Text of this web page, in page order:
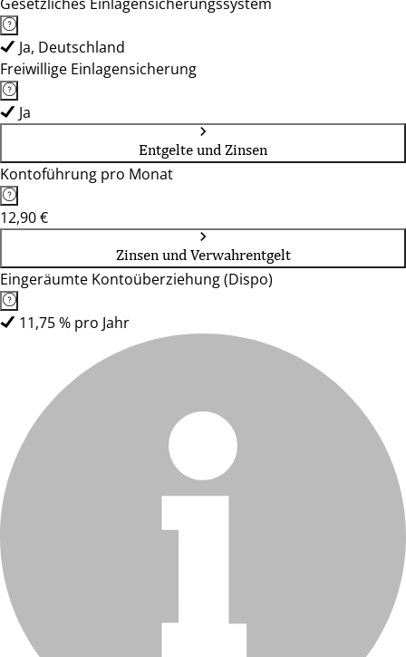
Ja, Deutschland
Freiwillige Einlagensicherung
Ja
Entgelte und Zinsen
Kontoführung pro Monat
12,90 €
Zinsen und Verwahrentgelt
Eingeräumte Kontoüberziehung (Dispo)
11,75 % pro Jahr